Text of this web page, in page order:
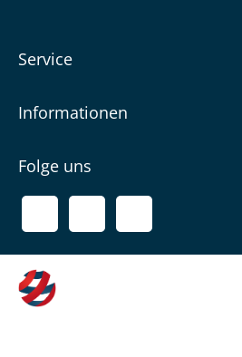
Service
Informationen
Folge uns